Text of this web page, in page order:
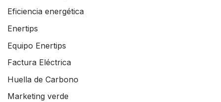
Eficiencia energética
Enertips
Equipo Enertips
Factura Eléctrica
Huella de Carbono
Marketing verde